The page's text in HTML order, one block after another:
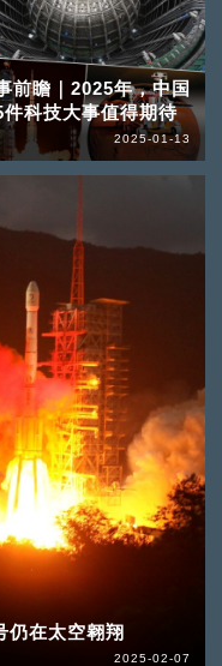
仍在太空翱翔
2025-02-07
前瞻｜2025年，中国
件科技大事值得期待
2025-01-13